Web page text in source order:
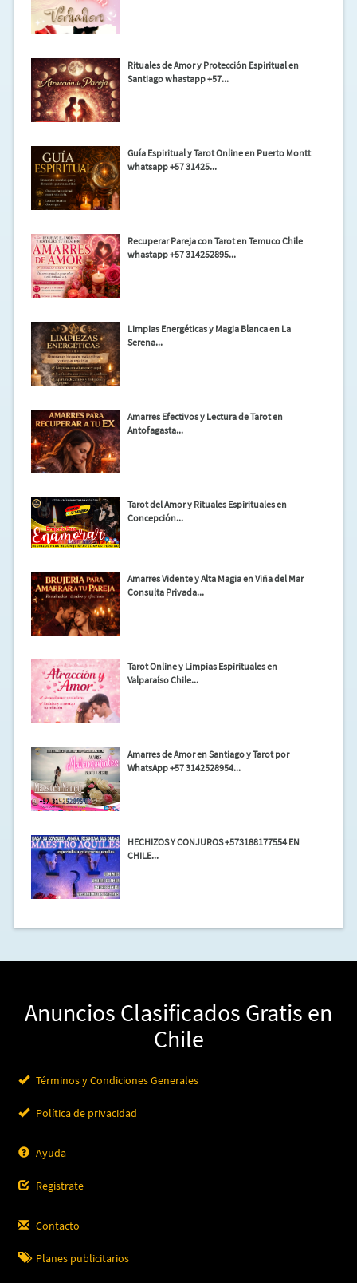
Rituales de Amor y Protección Espiritual en
Santiago whastapp +57...
Guía Espiritual y Tarot Online en Puerto Montt
whatsapp +57 31425...
Recuperar Pareja con Tarot en Temuco Chile
whastapp +57 314252895...
Limpias Energéticas y Magia Blanca en La
Serena...
Amarres Efectivos y Lectura de Tarot en
Antofagasta...
Tarot del Amor y Rituales Espirituales en
Concepción...
Amarres Vidente y Alta Magia en Viña del Mar
Consulta Privada...
Tarot Online y Limpias Espirituales en
Valparaíso Chile...
Amarres de Amor en Santiago y Tarot por
WhatsApp +57 3142528954...
HECHIZOS Y CONJUROS +573188177554 EN
CHILE...
Anuncios Clasificados Gratis en
Chile
Términos y Condiciones Generales
Política de privacidad
Ayuda
Regístrate
Contacto
Planes publicitarios